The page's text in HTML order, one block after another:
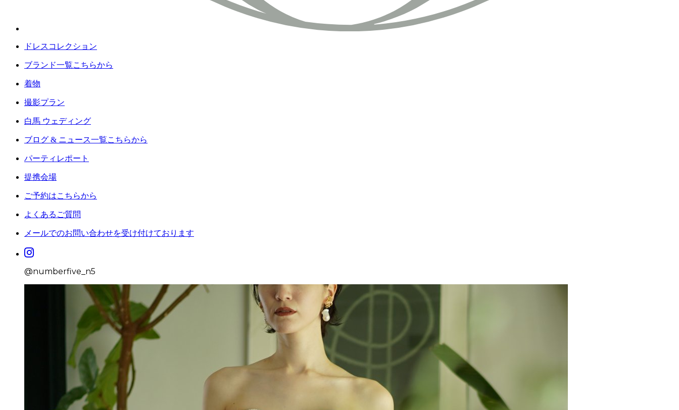
ドレスコレクション
ブランド一覧こちらから
着物
撮影プラン
白馬 ウェディング
ブログ & ニュース一覧こちらから
パーティレポート
提携会場
ご予約はこちらから
よくあるご質問
メールでのお問い合わせを受け付けております
@numberfive_n5